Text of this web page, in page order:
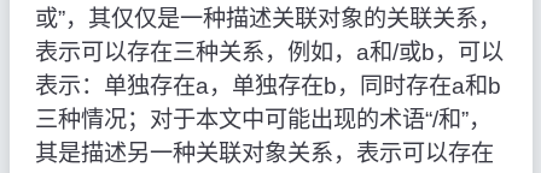
或”，其仅仅是一种描述关联对象的关联关系，
表示可以存在三种关系，例如，a和/或b，可以
表示：单独存在a，单独存在b，同时存在a和b
三种情况；对于本文中可能出现的术语“/和”，
其是描述另一种关联对象关系，表示可以存在